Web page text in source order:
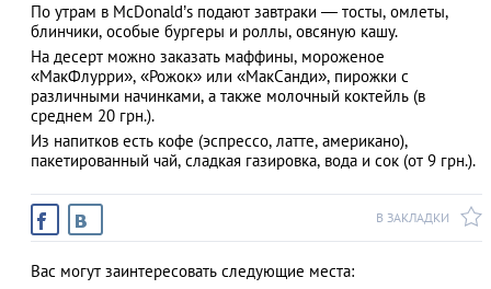
По утрам в McDonald’s подают завтраки ― тосты, омлеты,
блинчики, особые бургеры и роллы, овсяную кашу.
На десерт можно заказать маффины, мороженое
«МакФлурри», «Рожок» или «МакСанди», пирожки с
различными начинками, а также молочный коктейль (в
среднем 20 грн.).
Из напитков есть кофе (эспрессо, латте, американо),
пакетированный чай, сладкая газировка, вода и сок (от 9 грн.).
В ЗАКЛАДКИ
Вас могут заинтересовать следующие места: